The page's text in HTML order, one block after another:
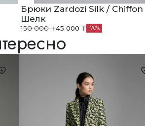
Брюки Zardozi Silk / Chiffon
Шелк
150 000 ₸45 000 ₸ 70